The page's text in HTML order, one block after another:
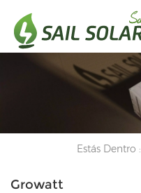
Estás Dentro :
Growatt